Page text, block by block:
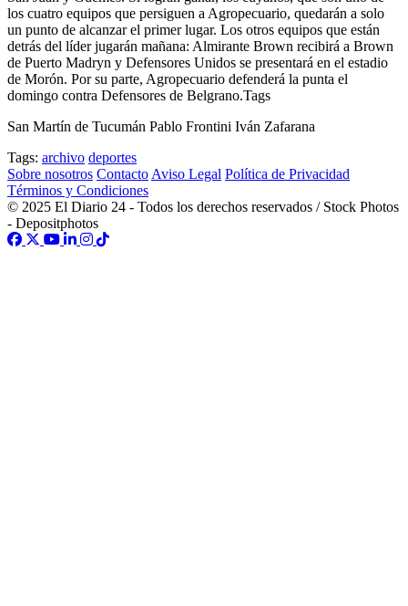
los cuatro equipos que persiguen a Agropecuario, quedarán a solo
un punto de alcanzar el primer lugar. Los otros equipos que están
detrás del líder jugarán mañana: Almirante Brown recibirá a Brown
de Puerto Madryn y Defensores Unidos se presentará en el estadio
de Morón. Por su parte, Agropecuario defenderá la punta el
domingo contra Defensores de Belgrano.Tags
San Martín de Tucumán Pablo Frontini Iván Zafarana
Tags: archivo deportes
Sobre nosotros Contacto Aviso Legal Política de Privacidad
Términos y Condiciones
© 2025 El Diario 24 - Todos los derechos reservados / Stock Photos
- Depositphotos